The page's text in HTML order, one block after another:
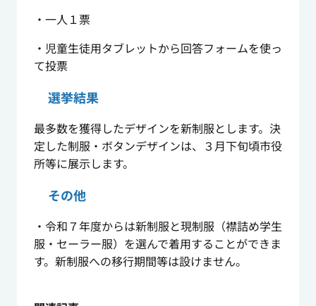
・一人１票
・児童生徒用タブレットから回答フォームを使っ
て投票
選挙結果
最多数を獲得したデザインを新制服とします。決
定した制服・ボタンデザインは、３月下旬頃市役
所等に展示します。
その他
・令和７年度からは新制服と現制服（襟詰め学生
服・セーラー服）を選んで着用することができま
す。新制服への移行期間等は設けません。